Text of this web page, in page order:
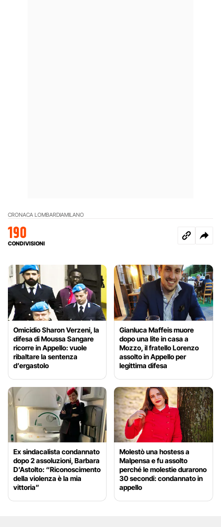
CRONACA LOMBARDIAMILANO
190
CONDIVISIONI
Omicidio Sharon Verzeni, la
difesa di Moussa Sangare
ricorre in Appello: vuole
ribaltare la sentenza
d’ergastolo
Gianluca Maffeis muore
dopo una lite in casa a
Mozzo, il fratello Lorenzo
assolto in Appello per
legittima difesa
Ex sindacalista condannato
dopo 2 assoluzioni, Barbara
D’Astolto: “Riconoscimento
della violenza è la mia
vittoria”
Molestò una hostess a
Malpensa e fu assolto
perché le molestie durarono
30 secondi: condannato in
appello